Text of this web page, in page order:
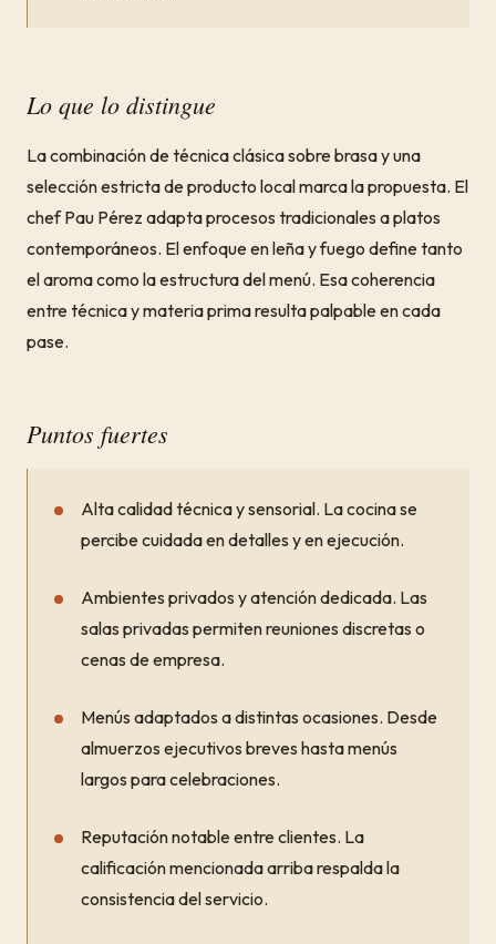
Lo que lo distingue
La combinación de técnica clásica sobre brasa y una
selección estricta de producto local marca la propuesta. El
chef Pau Pérez adapta procesos tradicionales a platos
contemporáneos. El enfoque en leña y fuego define tanto
el aroma como la estructura del menú. Esa coherencia
entre técnica y materia prima resulta palpable en cada
pase.
Puntos fuertes
Alta calidad técnica y sensorial. La cocina se
percibe cuidada en detalles y en ejecución.
Ambientes privados y atención dedicada. Las
salas privadas permiten reuniones discretas o
cenas de empresa.
Menús adaptados a distintas ocasiones. Desde
almuerzos ejecutivos breves hasta menús
largos para celebraciones.
Reputación notable entre clientes. La
calificación mencionada arriba respalda la
consistencia del servicio.